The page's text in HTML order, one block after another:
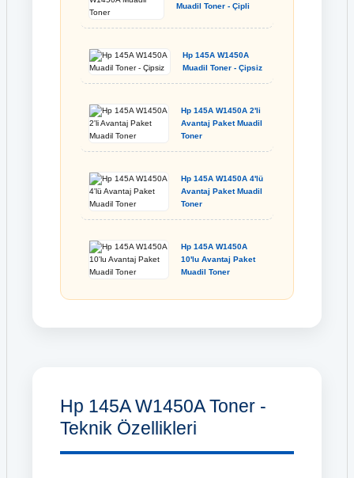
Muadil Toner - Çipli
Hp 145A W1450A
Muadil Toner - Çipsiz
Hp 145A W1450A 2'li
Avantaj Paket Muadil
Toner
Hp 145A W1450A 4'lü
Avantaj Paket Muadil
Toner
Hp 145A W1450A
10'lu Avantaj Paket
Muadil Toner
Hp 145A W1450A Toner -
Teknik Özellikleri